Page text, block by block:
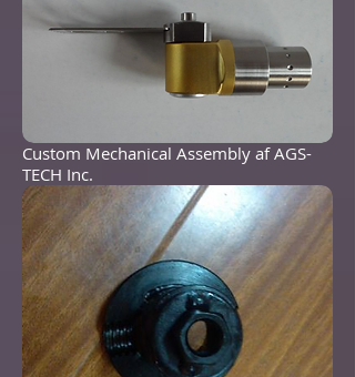
Custom Mechanical Assembly af AGS-
TECH Inc.